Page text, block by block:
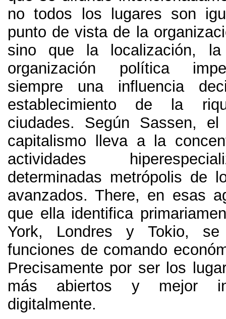
no todos los lugares son
punto de vista de la
sino que la localización,
organización política
siempre una influencia
establecimiento de la
ciudades. Según Sassen, el
capitalismo lleva a la
actividades
determinadas metrópolis de
avanzados. There, en esas
que ella identifica
York, Londres y Tokio,
funciones de comando
Precisamente por ser los
más abiertos y mejor
digitalmente.